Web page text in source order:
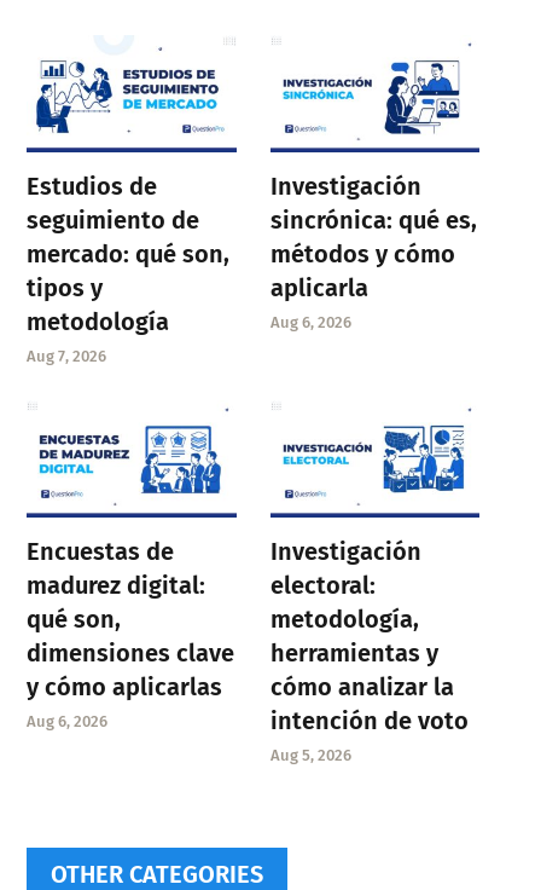
Estudios de
seguimiento de
mercado: qué son,
tipos y
metodología
Aug 7, 2026
Investigación
sincrónica: qué es,
métodos y cómo
aplicarla
Aug 6, 2026
Encuestas de
madurez digital:
qué son,
dimensiones clave
y cómo aplicarlas
Aug 6, 2026
Investigación
electoral:
metodología,
herramientas y
cómo analizar la
intención de voto
Aug 5, 2026
OTHER CATEGORIES